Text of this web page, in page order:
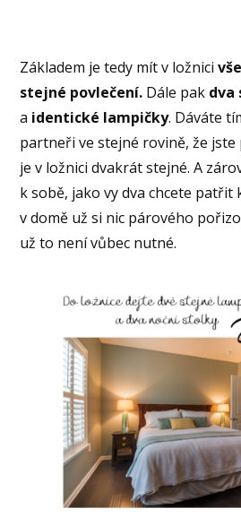
Základem je tedy mít v ložnici
stejné povlečení. Dále pak dva
a identické lampičky. Dáváte
partneři ve stejné rovině, že jste
je v ložnici dvakrát stejné. A
k sobě, jako vy dva chcete patřit
v domě už si nic párového
už to není vůbec nutné.